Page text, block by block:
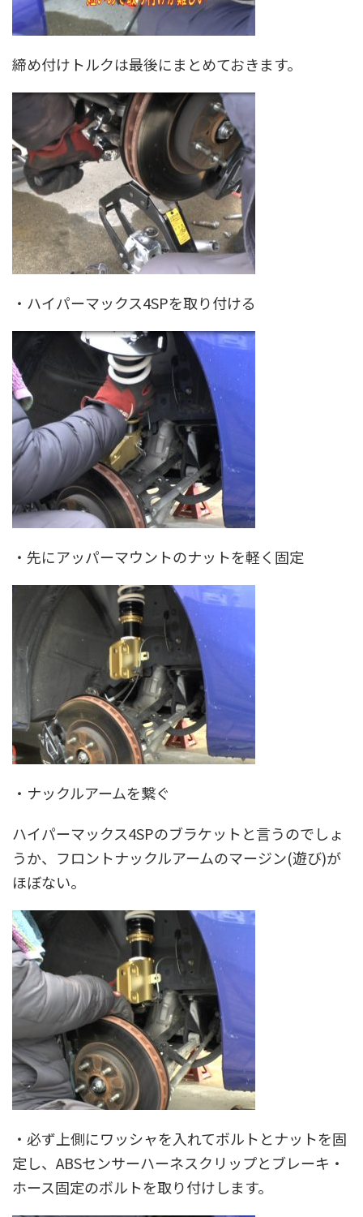
締め付けトルクは最後にまとめておきます。
・ハイパーマックス4SPを取り付ける
・先にアッパーマウントのナットを軽く固定
・ナックルアームを繋ぐ
ハイパーマックス4SPのブラケットと言うのでしょ
うか、フロントナックルアームのマージン(遊び)が
ほぼない。
・必ず上側にワッシャを入れてボルトとナットを固
定し、ABSセンサーハーネスクリップとブレーキ・
ホース固定のボルトを取り付けします。